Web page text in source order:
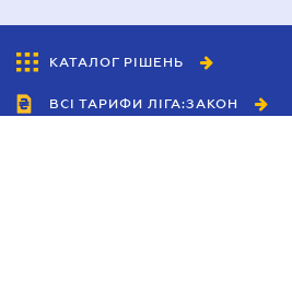
КАТАЛОГ РІШЕНЬ
ВСІ ТАРИФИ ЛІГА:ЗАКОН